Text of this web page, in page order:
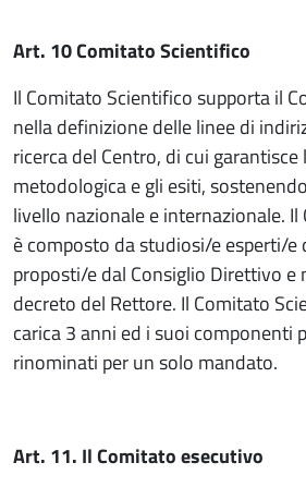
Art. 10 Comitato Scientifico
Il Comitato Scientifico supporta il
nella definizione delle linee di
ricerca del Centro, di cui
metodologica e gli esiti,
livello nazionale e internazionale.
è composto da studiosi/e esperti/e
proposti/e dal Consiglio Direttivo e
decreto del Rettore. Il Comitato
carica 3 anni ed i suoi componenti
rinominati per un solo mandato.
Art. 11. Il Comitato esecutivo